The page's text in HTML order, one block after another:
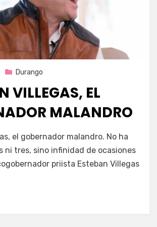
Durango
VILLEGAS, EL
MALANDRO
Servín
el gobernador malandro. No ha
ni tres, sino infinidad de ocasiones
priista Esteban Villegas